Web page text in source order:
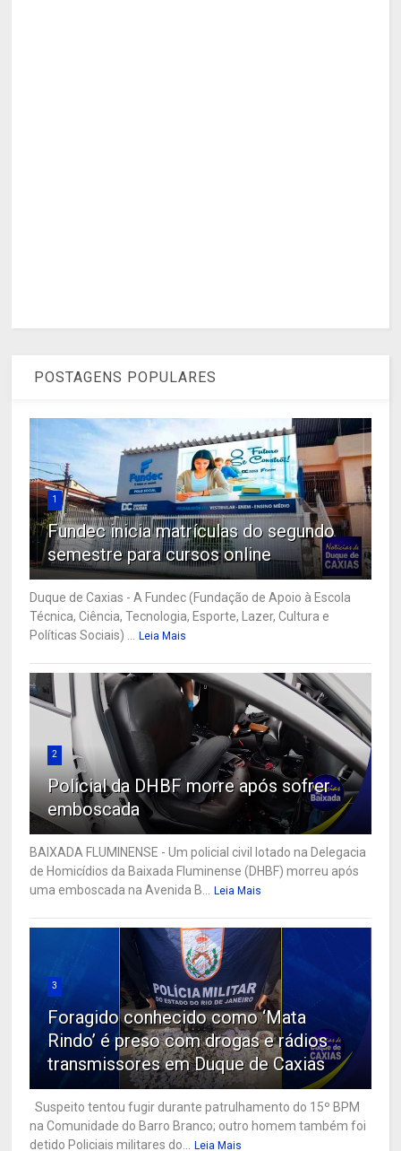
POSTAGENS POPULARES
1
Fundec inicia matrículas do segundo
semestre para cursos online
Duque de Caxias - A Fundec (Fundação de Apoio à Escola
Técnica, Ciência, Tecnologia, Esporte, Lazer, Cultura e
Políticas Sociais) ...
Leia Mais
2
Policial da DHBF morre após sofrer
emboscada
BAIXADA FLUMINENSE - Um policial civil lotado na Delegacia
de Homicídios da Baixada Fluminense (DHBF) morreu após
uma emboscada na Avenida B...
Leia Mais
3
Foragido conhecido como ‘Mata
Rindo’ é preso com drogas e rádios
transmissores em Duque de Caxias
Suspeito tentou fugir durante patrulhamento do 15º BPM
na Comunidade do Barro Branco; outro homem também foi
detido Policiais militares do...
Leia Mais